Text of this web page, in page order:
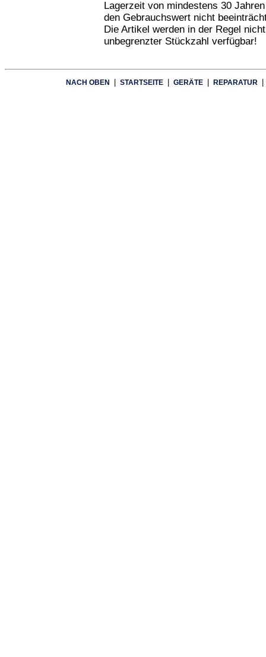
Lagerzeit von mindestens 30
den Gebrauchswert nicht
Die Artikel werden in der Regel
unbegrenzter Stückzahl verfügbar!
NACH OBEN STARTSEITE GERÄTE REPARATUR